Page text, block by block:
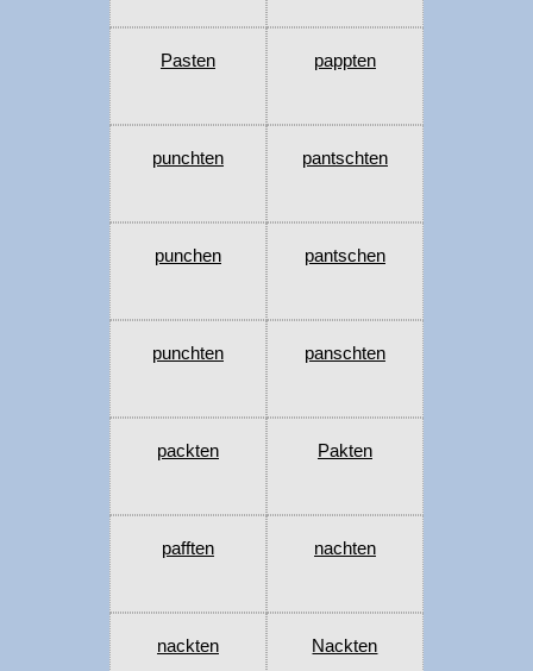
Pasten pappten
punchten pantschten
punchen pantschen
punchten panschten
packten Pakten
pafften nachten
nackten Nackten